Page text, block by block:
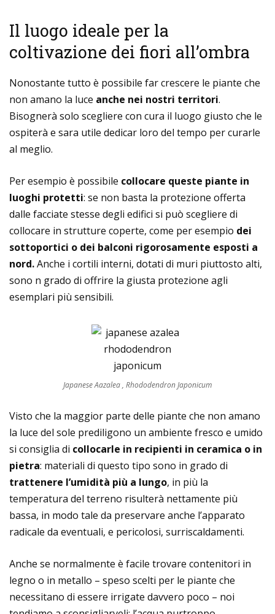
Il luogo ideale per la
coltivazione dei fiori all’ombra
Nonostante tutto è possibile far crescere le piante che
non amano la luce anche nei nostri territori.
Bisognerà solo scegliere con cura il luogo giusto che le
ospiterà e sara utile dedicar loro del tempo per curarle
al meglio.
Per esempio è possibile collocare queste piante in
luoghi protetti: se non basta la protezione offerta
dalle facciate stesse degli edifici si può scegliere di
collocare in strutture coperte, come per esempio dei
sottoportici o dei balconi rigorosamente esposti a
nord.Anche i cortili interni, dotati di muri piuttosto alti,
sono n grado di offrire la giusta protezione agli
esemplari più sensibili.
Japanese Aazalea , Rhododendron Japonicum
Visto che la maggior parte delle piante che non amano
la luce del sole prediligono un ambiente fresco e umido
si consiglia di collocarle in recipienti in ceramica o in
pietra: materiali di questo tipo sono in grado di
trattenere l’umidità più a lungo, in più la
temperatura del terreno risulterà nettamente più
bassa, in modo tale da preservare anche l’apparato
radicale da eventuali, e pericolosi, surriscaldamenti.
Anche se normalmente è facile trovare contenitori in
legno o in metallo – speso scelti per le piante che
necessitano di essere irrigate davvero poco – noi